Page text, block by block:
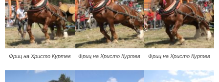
Фриц на Христо Куртев Фриц на Христо Куртев Фриц на Христо Куртев